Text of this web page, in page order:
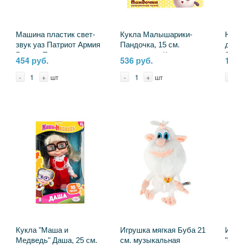
Машина пластик свет-
звук уаз Патриот Армия
России Технопарк
PATRIOTBLACK-
22PLARR-GN
454 руб.
- + шт
Кукла Малышарики-
Пандочка, 15 см.
пьет,писает Карапуз
Y15BB-PANDA
536 руб.
- + шт
Кукла "Маша и
Медведь" Даша, 25 см.
Игрушка мягкая Буба 21
см. музыкальная